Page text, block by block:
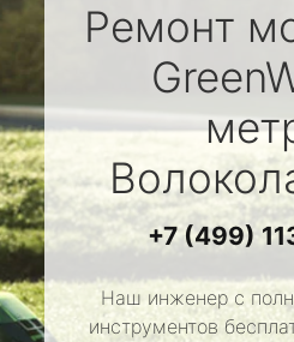
Ремонт
+7 (499)
Наш инженер с
инструментов